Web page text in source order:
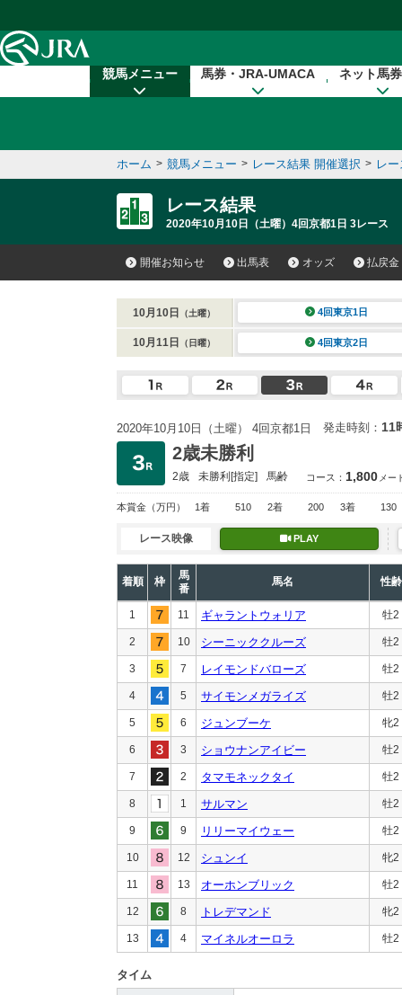
競馬メニュー 馬券・JRA-UMACA ネット馬
ホーム > 競馬メニュー > レース結果 開催選択 > レ
レース結果
2020年10月10日（土曜）4回京都1日 3レース
開催お知らせ 出馬表 オッズ 払戻金
10月10日 （土曜） 4回東京1日
10月11日 （日曜） 4回東京2日
2020年10月10日（土曜） 4回京都1日 発走時刻： 11
2歳未勝利
2歳 未勝利[指定] 馬齢 コース： 1,800 メー
本賞金 （万円） 1着 510 2着 200 3着 130
レース映像 PLAY
着順 枠
馬
番
馬名 性齢
1 11 ギャラントウォリア 牡2
2 10 シーニッククルーズ 牡2
3 7 レイモンドバローズ 牡2
4 5 サイモンメガライズ 牡2
5 6 ジュンブーケ 牝2
6 3 ショウナンアイビー 牡2
7 2 タマモネックタイ 牡2
8 1 サルマン 牡2
9 9 リリーマイウェー 牡2
10 12 シュンイ 牝2
11 13 オーホンブリック 牡2
12 8 トレデマンド 牝2
13 4 マイネルオーロラ 牡2
タイム